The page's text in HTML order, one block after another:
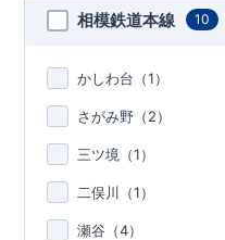
相模鉄道本線 10
かしわ台（1）
さがみ野（2）
三ツ境（1）
二俣川（1）
瀬谷（4）